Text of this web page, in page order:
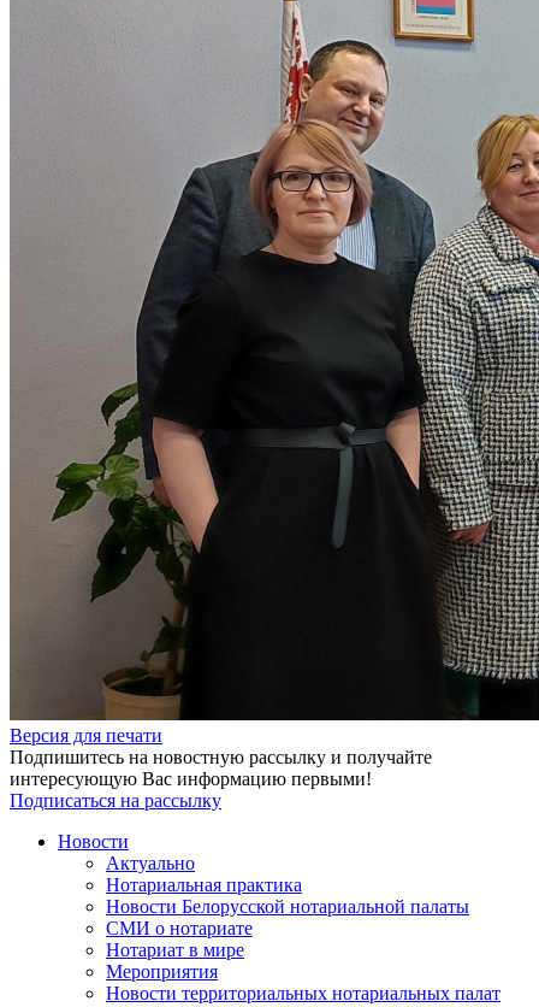
Версия для печати
Подпишитесь на новостную рассылку и получайте
интересующую Вас информацию первыми!
Подписаться на рассылку
Новости
Актуально
Нотариальная практика
Новости Белорусской нотариальной палаты
СМИ о нотариате
Нотариат в мире
Мероприятия
Новости территориальных нотариальных палат